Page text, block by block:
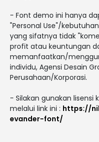
- Font demo ini hanya
"Personal Use"/
yang sifatnya tidak
profit atau keuntungan
memanfaatkan/
individu, Agensi Desain
Perusahaan/Korporasi.
- Silakan gunakan
melalui link ini : https://
evander-font/